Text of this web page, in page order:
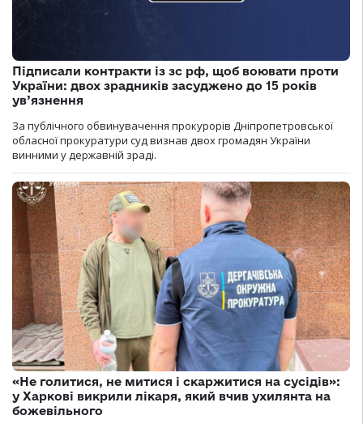
Підписали контракти із зс рф, щоб воювати проти
України: двох зрадників засуджено до 15 років
ув’язнення
За публічного обвинувачення прокурорів Дніпропетровської
обласної прокуратури суд визнав двох громадян України
винними у державній зраді.
«Не голитися, не митися і скаржитися на сусідів»:
у Харкові викрили лікаря, який вчив ухилянта на
божевільного